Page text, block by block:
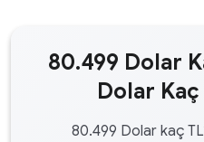
80.499 Dolar
Dolar
80.499 Dolar kaç